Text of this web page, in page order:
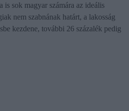
is sok magyar számára az ideális
nem szabnának határt, a lakosság
kezdene, további 26 százalék pedig